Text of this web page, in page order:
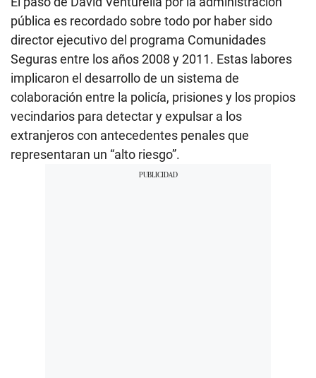
pública es recordado sobre todo por haber sido
director ejecutivo del programa Comunidades
Seguras entre los años 2008 y 2011. Estas labores
implicaron el desarrollo de un sistema de
colaboración entre la policía, prisiones y los propios
vecindarios para detectar y expulsar a los
extranjeros con antecedentes penales que
representaran un “alto riesgo”.